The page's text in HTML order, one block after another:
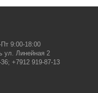
9:00-18:00
ул. Линейная 2
+7912 919-87-13